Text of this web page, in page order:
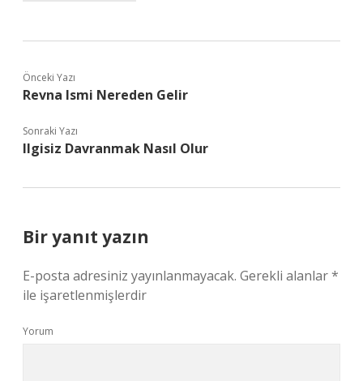
Önceki Yazı
Revna Ismi Nereden Gelir
Sonraki Yazı
Ilgisiz Davranmak Nasıl Olur
Bir yanıt yazın
E-posta adresiniz yayınlanmayacak. Gerekli alanlar*
ile işaretlenmişlerdir
Yorum